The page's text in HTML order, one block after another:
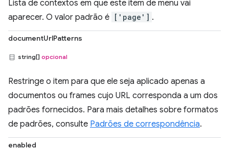
Lista de contextos em que este item de menu vai
aparecer. O valor padrão é ['page'] .
documentUrlPatterns
string[] opcional
Restringe o item para que ele seja aplicado apenas a
documentos ou frames cujo URL corresponda a um dos
padrões fornecidos. Para mais detalhes sobre formatos
de padrões, consulte Padrões de correspondência.
enabled